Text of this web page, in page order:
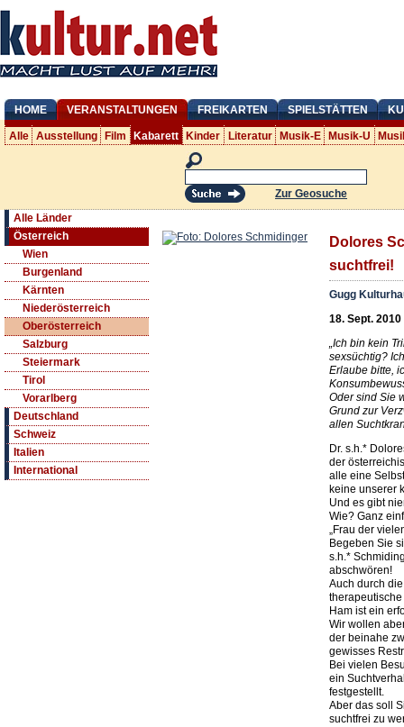
HOME VERANSTALTUNGEN FREIKARTEN SPIELSTÄTTEN
Alle Ausstellung Film Kabarett Kinder Literatur Musik-E Musik-U
Zur Geosuche
Alle Länder
Österreich
Wien
Burgenland
Kärnten
Niederösterreich
Oberösterreich
Salzburg
Steiermark
Tirol
Vorarlberg
Deutschland
Schweiz
Italien
International
Dolores
suchtfrei!
Gugg
18. Sept. 2010
„Ich bin kein
sexsüchtig?
Erlaube bitte,
Oder sind Sie
Grund zur
allen
Dr. s.h.*
der
alle eine
keine unserer
Und es gibt
Wie? Ganz
„Frau der
Begeben Sie
s.h.*
abschwören!
Auch durch
Ham ist ein
Wir wollen
der beinahe
gewisses
Bei vielen
ein
festgestellt.
Aber das soll
suchtfrei zu